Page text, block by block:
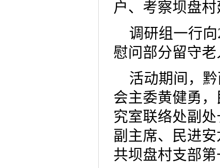
户、考察坝盘
调研组一行
慰问部分留守
活动期间，
会主委黄健勇
究室联络处副
副主席、民进
共坝盘村支部